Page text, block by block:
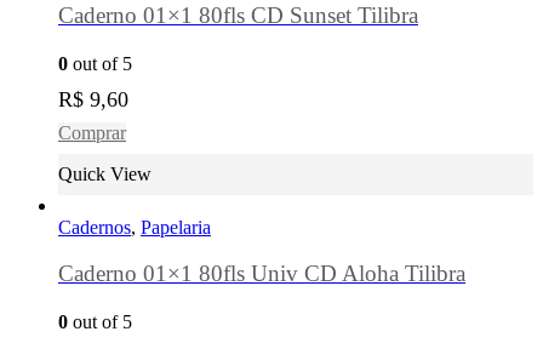
Caderno 01×1 80fls CD Sunset Tilibra
0 out of 5
R$ 9,60
Comprar
Quick View
Cadernos, Papelaria
Caderno 01×1 80fls Univ CD Aloha Tilibra
0 out of 5